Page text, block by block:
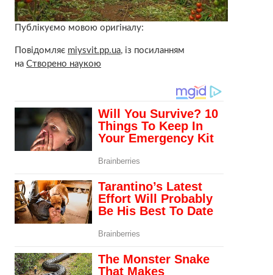
Публікуємо мовою оригіналу:
Повідомляє miysvit.pp.ua, із посиланням
на Створено наукою